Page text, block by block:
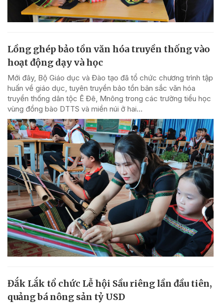
Lồng ghép bảo tồn văn hóa truyền thống vào
hoạt động dạy và học
Mới đây, Bộ Giáo dục và Đào tạo đã tổ chức chương trình tập
huấn về giáo dục, tuyên truyền bảo tồn bản sắc văn hóa
truyền thống dân tộc Ê Đê, Mnông trong các trường tiểu học
vùng đồng bào DTTS và miền núi ở hai...
Đắk Lắk tổ chức Lễ hội Sầu riêng lần đầu tiên,
quảng bá nông sản tỷ USD